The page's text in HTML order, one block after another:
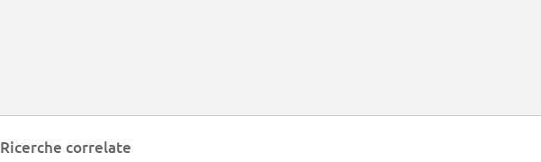
Ricerche correlate